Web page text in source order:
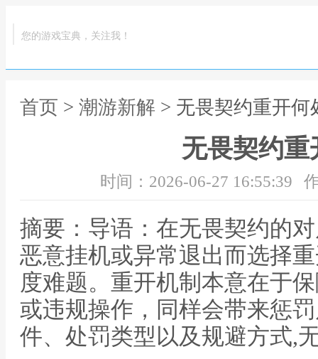
您的游戏宝典，关注我！
首页 > 潮游新解 > 无畏契约重开何
无畏契约重
时间：2026-06-27 16:55:39
摘要：导语：在无畏契约的
恶意挂机或异常退出而选择
度难题。重开机制本意在于
或违规操作，同样会带来惩
件、处罚类型以及规避方式,